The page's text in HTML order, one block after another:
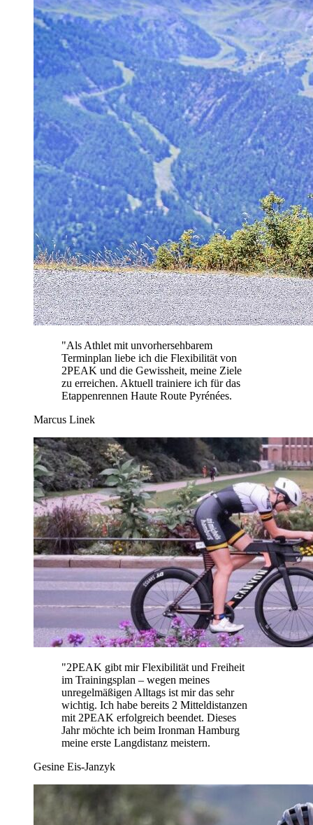
"Als Athlet mit unvorhersehbarem
Terminplan liebe ich die Flexibilität von
2PEAK und die Gewissheit, meine Ziele
zu erreichen. Aktuell trainiere ich für das
Etappenrennen Haute Route Pyrénées.
Marcus Linek
"2PEAK gibt mir Flexibilität und Freiheit
im Trainingsplan – wegen meines
unregelmäßigen Alltags ist mir das sehr
wichtig. Ich habe bereits 2 Mitteldistanzen
mit 2PEAK erfolgreich beendet. Dieses
Jahr möchte ich beim Ironman Hamburg
meine erste Langdistanz meistern.
Gesine Eis-Janzyk